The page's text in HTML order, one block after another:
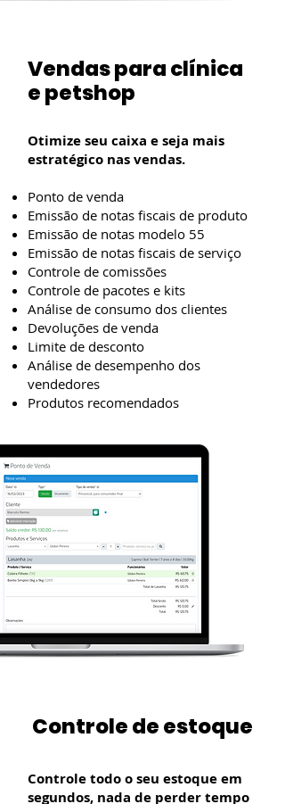
Vendas para clínica
e petshop
Otimize seu caixa e seja mais
estratégico nas vendas.
Ponto de venda
Emissão de notas fiscais de produto
Emissão de notas modelo 55
Emissão de notas fiscais de serviço
Controle de comissões
Controle de pacotes e kits
Análise de consumo dos clientes
Devoluções de venda
Limite de desconto
Análise de desempenho dos
vendedores
Produtos recomendados
Controle de estoque
Controle todo o seu estoque em
segundos, nada de perder tempo